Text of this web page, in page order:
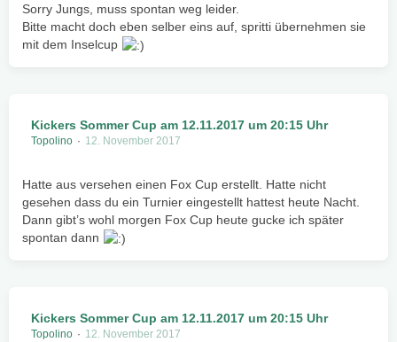
Sorry Jungs, muss spontan weg leider.
Bitte macht doch eben selber eins auf, spritti übernehmen sie
mit dem Inselcup
Kickers Sommer Cup am 12.11.2017 um 20:15 Uhr
Topolino 12. November 2017
Hatte aus versehen einen Fox Cup erstellt. Hatte nicht
gesehen dass du ein Turnier eingestellt hattest heute Nacht.
Dann gibt’s wohl morgen Fox Cup heute gucke ich später
spontan dann
Kickers Sommer Cup am 12.11.2017 um 20:15 Uhr
Topolino 12. November 2017